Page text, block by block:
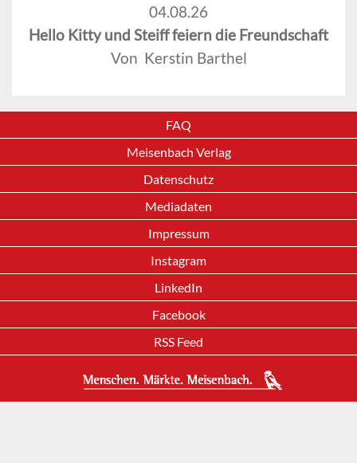
04.08.26
Hello Kitty und Steiff feiern die Freundschaft
Von Kerstin Barthel
FAQ
Meisenbach Verlag
Datenschutz
Mediadaten
Impressum
Instagram
LinkedIn
Facebook
RSS Feed